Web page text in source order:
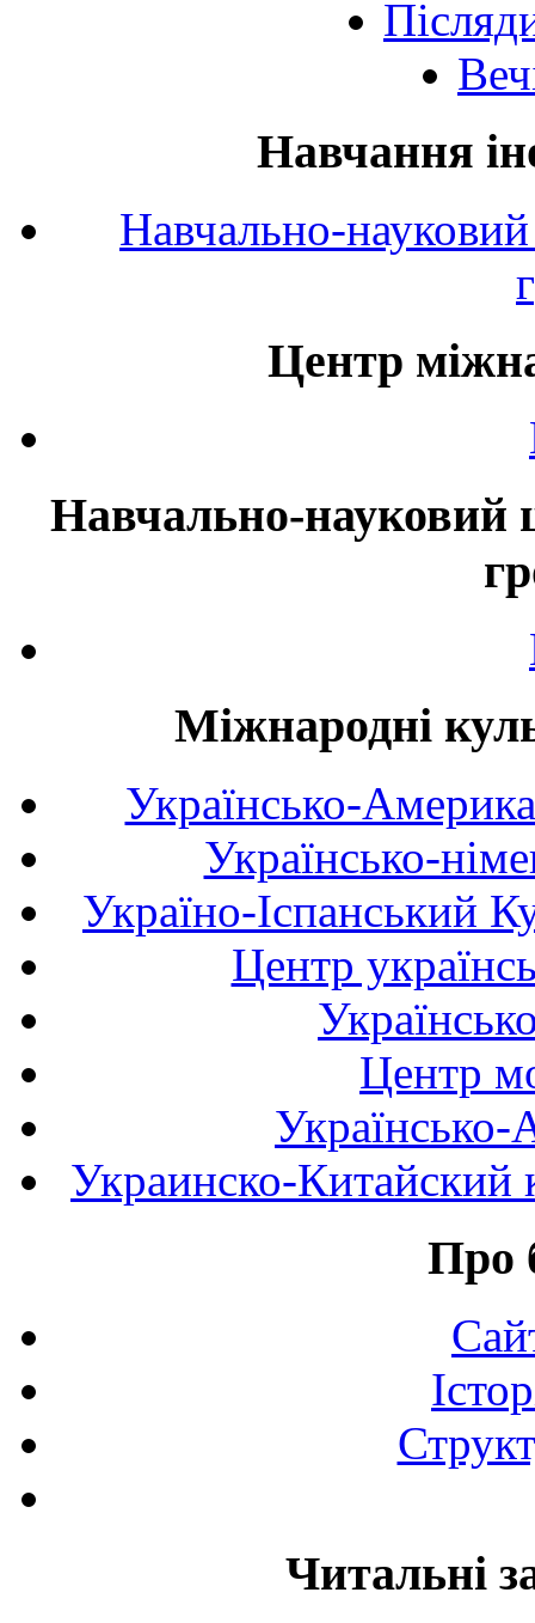
Навчання
Навчально-
Центр
Навчально-науковий
Міжнародні
Українсько-
Українсько-
Україно-Іспанський
Центр
Центр
Українсько-
Украинско-Китайский
Про
Читальні